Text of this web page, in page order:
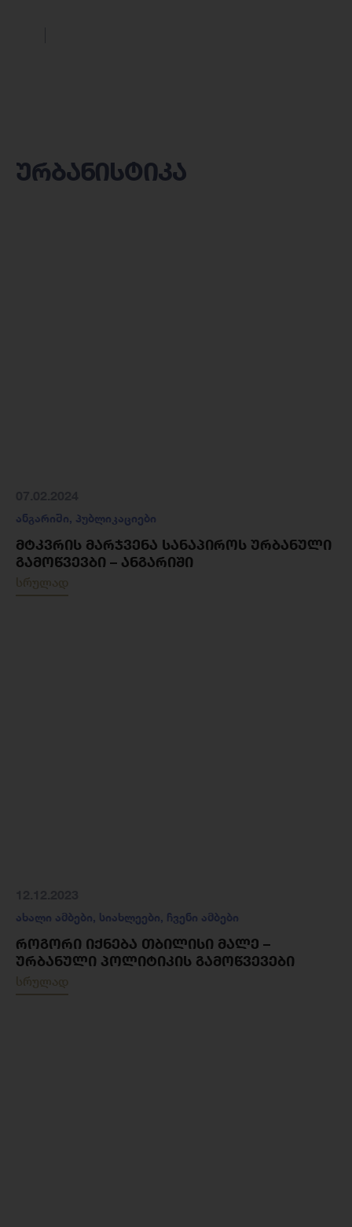
ურბანისტიკა
ანგარიში, პუბლიკაციები
ᲛᲢᲙᲕᲠᲘᲡ ᲛᲐᲠᲯᲕᲔᲜᲐ ᲡᲐᲜᲐᲞᲘᲠᲝᲡ ᲣᲠᲑᲐᲜᲣᲚᲘ
ᲒᲐᲛᲝᲬᲕᲔᲕᲑᲘ – ᲐᲜᲒᲐᲠᲘᲨᲘ
სრულად
ახალი ამბები, სიახლეები, ჩვენი ამბები
ᲠᲝᲒᲝᲠᲘ ᲘᲥᲜᲔᲑᲐ ᲗᲑᲘᲚᲘᲡᲘ ᲛᲐᲚᲔ –
ᲣᲠᲑᲐᲜᲣᲚᲘ ᲞᲝᲚᲘᲢᲘᲙᲘᲡ ᲒᲐᲛᲝᲬᲕᲔᲕᲔᲑᲘ
სრულად